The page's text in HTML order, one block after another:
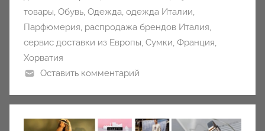
товары Обувь Одежда одежда Италии
Парфюмерия распродажа брендов Италия
сервис доставки из Европы Сумки Франция
Хорватия
Оставить комментарий